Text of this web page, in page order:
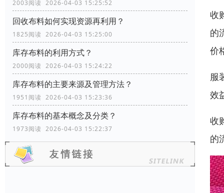
2003阅读 2026-04-03 15:25:52
回收布料如何实现资源再利用？
1825阅读 2026-04-03 15:25:00
库存布料的利用方式？
2000阅读 2026-04-03 15:24:22
库存布料的主要来源及管理方法？
1951阅读 2026-04-03 15:23:36
库存布料的基本概念及分类？
1973阅读 2026-04-03 15:22:37
收
的
价
服
效
收
的